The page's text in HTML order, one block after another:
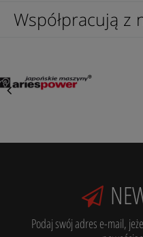
Współpracują z
Podaj swój adres e-mail,